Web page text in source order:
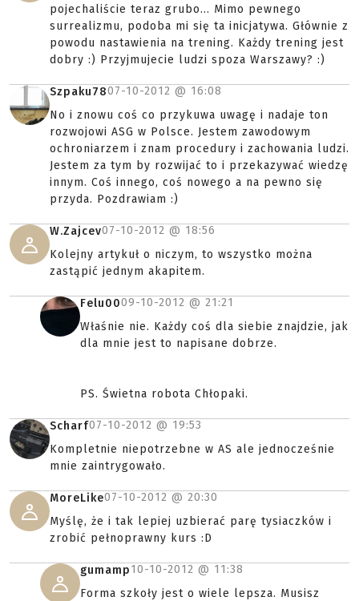
pojechaliście teraz grubo... Mimo pewnego
surrealizmu, podoba mi się ta inicjatywa. Głównie z
powodu nastawienia na trening. Każdy trening jest
dobry :) Przyjmujecie ludzi spoza Warszawy? :)
Szpaku7807-10-2012 @ 16:08
No i znowu coś co przykuwa uwagę i nadaje ton
rozwojowi ASG w Polsce. Jestem zawodowym
ochroniarzem i znam procedury i zachowania ludzi.
Jestem za tym by rozwijać to i przekazywać wiedzę
innym. Coś innego, coś nowego a na pewno się
przyda. Pozdrawiam :)
W.Zajcev07-10-2012 @ 18:56
Kolejny artykuł o niczym, to wszystko można
zastąpić jednym akapitem.
Felu0009-10-2012 @ 21:21
Właśnie nie. Każdy coś dla siebie znajdzie, jak
dla mnie jest to napisane dobrze.
PS. Świetna robota Chłopaki.
Scharf07-10-2012 @ 19:53
Kompletnie niepotrzebne w AS ale jednocześnie
mnie zaintrygowało.
MoreLike07-10-2012 @ 20:30
Myślę, że i tak lepiej uzbierać parę tysiaczków i
zrobić pełnoprawny kurs :D
gumamp10-10-2012 @ 11:38
Forma szkoły jest o wiele lepsza. Musisz